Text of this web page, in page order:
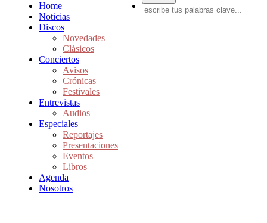
Home
Noticias
Discos
Novedades
Clásicos
Conciertos
Avisos
Crónicas
Festivales
Entrevistas
Audios
Especiales
Reportajes
Presentaciones
Eventos
Libros
Agenda
Nosotros